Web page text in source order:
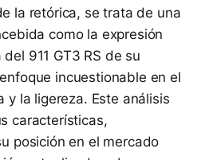
la retórica, se trata de una
como la expresión
911 GT3 RS de su
incuestionable en el
y la ligereza. Este análisis
características,
posición en el mercado